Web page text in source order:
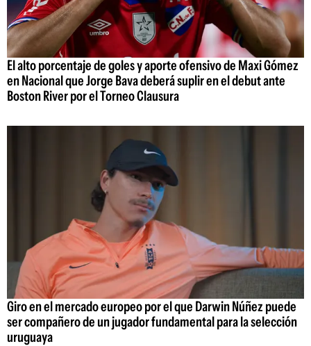
El alto porcentaje de goles y aporte ofensivo de Maxi Gómez
en Nacional que Jorge Bava deberá suplir en el debut ante
Boston River por el Torneo Clausura
Giro en el mercado europeo por el que Darwin Núñez puede
ser compañero de un jugador fundamental para la selección
uruguaya